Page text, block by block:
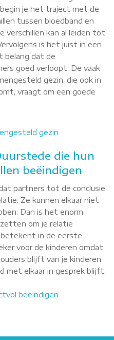
je het traject met de
tussen bloedband en
verschillen kan al leiden tot
is het juist in een
belang dat de
goed verloopt. De vaak
gezin, die ook in
vraagt om een goede
gezin
die hun
beëindigen
partners tot de conclusie
Ze kunnen elkaar niet
Dan is het enorm
om je relatie
in de eerste
voor de kinderen omdat
blijft van je kinderen
met elkaar in gesprek blijft.
beëindigen